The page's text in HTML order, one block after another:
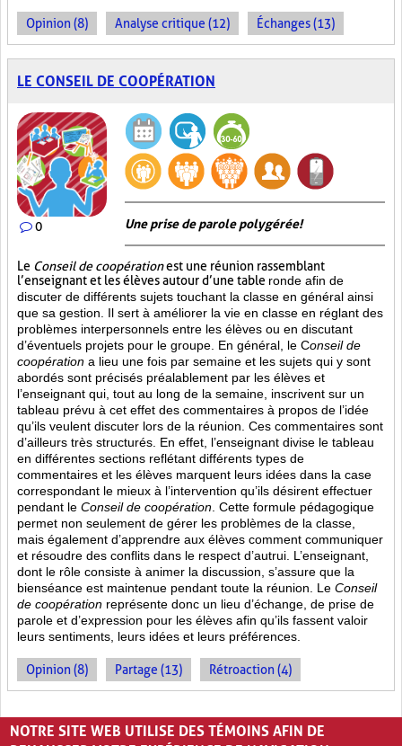
Opinion (8) Analyse critique (12) Échanges (13)
LE CONSEIL DE COOPÉRATION
0 Une prise de parole polygérée!
Le Conseil de coopérationest une réunion rassemblant
l’enseignant et les élèves autour d’une table ronde afin de
discuter de différents sujets touchant la classe en général ainsi
que sa gestion. Il sert à améliorer la vie en classe en réglant des
problèmes interpersonnels entre les élèves ou en discutant
d’éventuels projets pour le groupe. En général, le Conseil de
coopération a lieu une fois par semaine et les sujets qui y sont
abordés sont précisés préalablement par les élèves et
l’enseignant qui, tout au long de la semaine, inscrivent sur un
tableau prévu à cet effet des commentaires à propos de l’idée
qu’ils veulent discuter lors de la réunion. Ces commentaires sont
d’ailleurs très structurés. En effet, l’enseignant divise le tableau
en différentes sections reflétant différents types de
commentaires et les élèves marquent leurs idées dans la case
correspondant le mieux à l’intervention qu’ils désirent effectuer
pendant le Conseil de coopération . Cette formule pédagogique
permet non seulement de gérer les problèmes de la classe,
mais également d’apprendre aux élèves comment communiquer
et résoudre des conflits dans le respect d’autrui. L’enseignant,
dont le rôle consiste à animer la discussion, s’assure que la
bienséance est maintenue pendant toute la réunion. Le Conseil
de coopération représente donc un lieu d’échange, de prise de
parole et d’expression pour les élèves afin qu’ils fassent valoir
leurs sentiments, leurs idées et leurs préférences.
Opinion (8) Partage (13) Rétroaction (4)
PAGES
« ‹ 1 2 3
NOTRE SITE WEB UTILISE DES TÉMOINS AFIN DE